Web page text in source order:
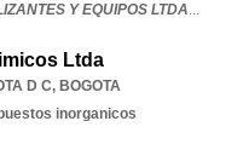
Y EQUIPOS LTDA...
Ltda
D C, BOGOTA
inorganicos